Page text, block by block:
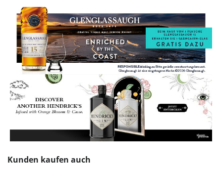
Produktgalerie überspringen
Kunden kaufen auch